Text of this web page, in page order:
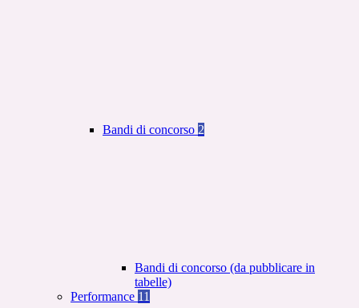
Bandi di concorso 2
Bandi di concorso (da pubblicare in
tabelle)
Performance 11